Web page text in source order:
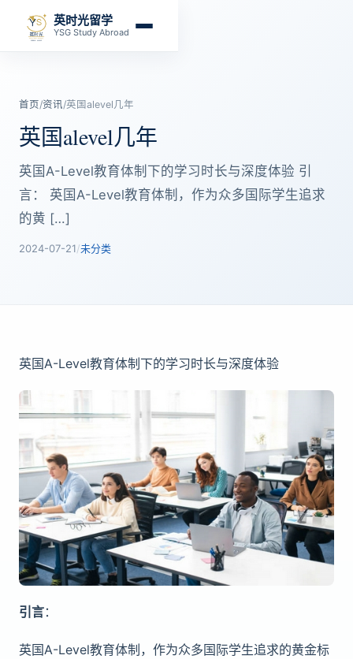
英时光留学
YSG Study Abroad
首页/资讯/英国alevel几年
英国alevel几年
英国A-Level教育体制下的学习时长与深度体验 引
言： 英国A-Level教育体制，作为众多国际学生追求
的黄 […]
2024-07-21/未分类
英国A-Level教育体制下的学习时长与深度体验
引言：
英国A-Level教育体制，作为众多国际学生追求的黄金标